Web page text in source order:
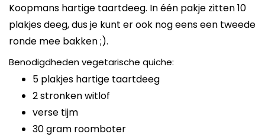
Koopmans hartige taartdeeg. In één pakje zitten 10
plakjes deeg, dus je kunt er ook nog eens een tweede
ronde mee bakken ;).
Benodigdheden vegetarische quiche:
5 plakjes hartige taartdeeg
2 stronken witlof
verse tijm
30 gram roomboter